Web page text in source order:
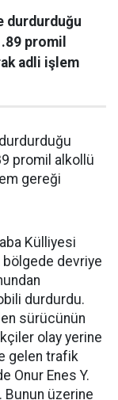
durdurduğu
promil
adli işlem
promil alkollü
gereği
Külliyesi
bölgede devriye
durdurdu.
sürücünün
olay yerine
gelen trafik
Onur Enes Y.
Bunun üzerine